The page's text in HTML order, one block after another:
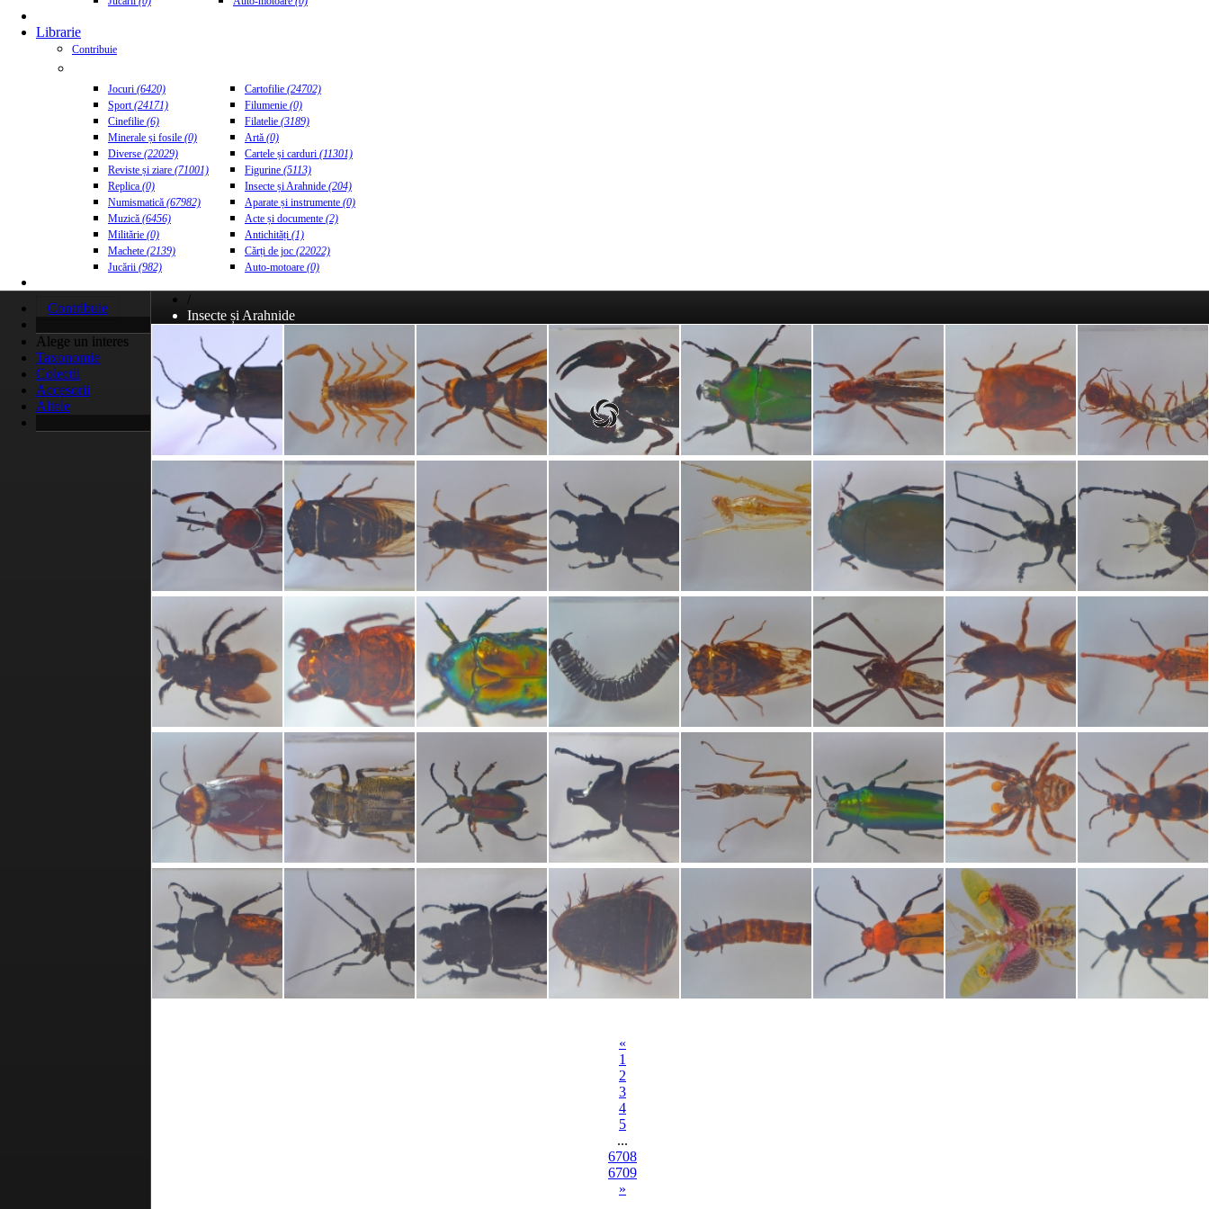
Librarie
Contribuie
Jocuri (6420)
Sport(24171)
Cinefilie (6)
Minerale și fosile (0)
Diverse (22029)
Reviste și ziare (71001)
Replica (0)
Numismatică (67982)
Muzică (6456)
Militărie (0)
Machete (2139)
Jucării (982)
Cartofilie (24702)
Filumenie (0)
Filatelie (3189)
Artă (0)
Cartele și carduri (11301)
Figurine (5113)
Insecte și Arahnide (204)
Aparate și instrumente (0)
Acte și documente (2)
Antichități (1)
Cărți de joc (22022)
Auto-motoare (0)
Contribuie
Alege un interes
Taxonomie
Colectii
Accesorii
Altele
/
Insecte și Arahnide
«
1
2
3
4
5
...
6708
6709
»